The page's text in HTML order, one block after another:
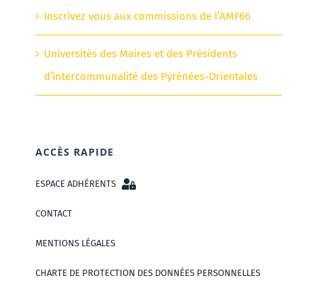
Inscrivez vous aux commissions de l’AMF66
Universités des Maires et des Présidents
d’intercommunalité des Pyrénées-Orientales
ACCÈS RAPIDE
ESPACE ADHÉRENTS
CONTACT
MENTIONS LÉGALES
CHARTE DE PROTECTION DES DONNÉES PERSONNELLES